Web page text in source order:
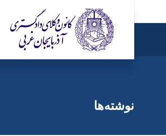
نوشته‌ها